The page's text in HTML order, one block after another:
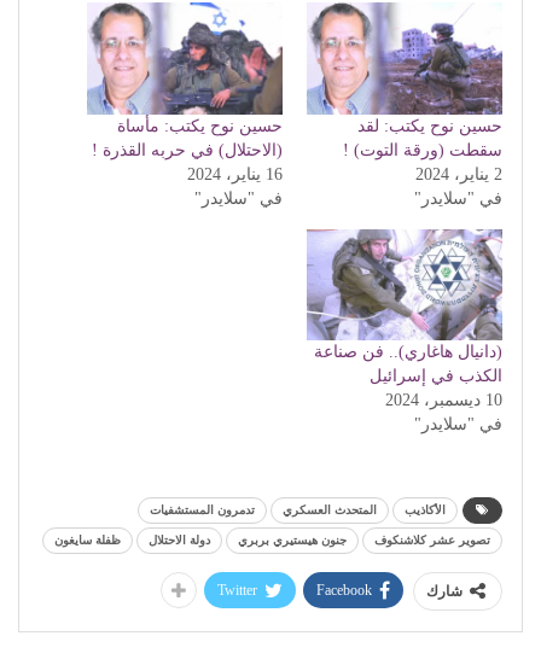
حسين نوح يكتب: لقد
سقطت (ورقة التوت) !
2 يناير، 2024
في "سلايدر"
حسين نوح يكتب: مأساة
(الاحتلال) في حربه القذرة !
16 يناير، 2024
في "سلايدر"
(دانيال هاغاري).. فن صناعة
الكذب في إسرائيل
10 ديسمبر، 2024
في "سلايدر"
الأكاذيب المتحدث العسكري تدمرون المستشفيات
تصوير عشر كلاشنكوف جنون هيستيري بربري دولة الاحتلال ظفلة سايغون
شارك Facebook
Twitter